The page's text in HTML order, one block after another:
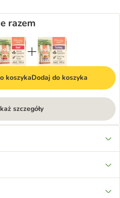
razem
koszykaDodaj do koszyka
szczegóły